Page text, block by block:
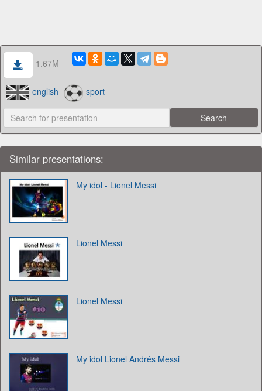
1.67M
english sport
Similar presentations:
My idol - Lionel Messi
Lionel Messi
Lionel Messi
My idol Lionel Andrés Messi